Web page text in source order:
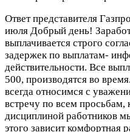
Ответ представителя
июля Добрый день!
выплачивается строго
задержек по выплатам-
действительности. Все
500, производятся во
всегда относимся с
встречу по всем просьбам,
дисциплиной работников
этого зависит комфортная